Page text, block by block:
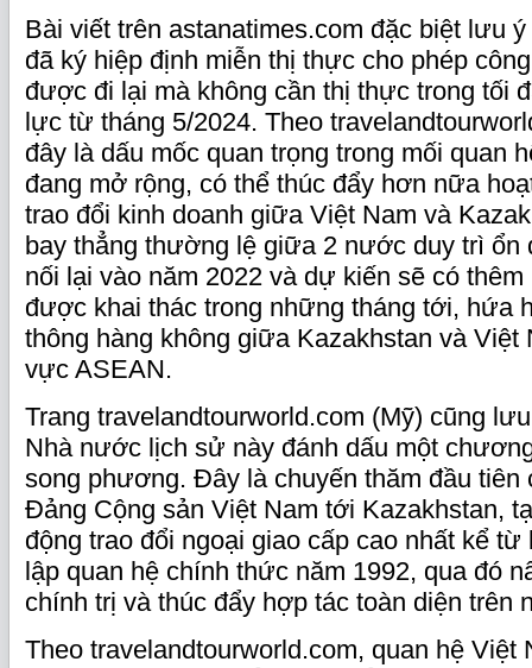
Bài viết trên astanatimes.com đặc biệt lưu
đã ký hiệp định miễn thị thực cho phép
được đi lại mà không cần thị thực trong tối
lực từ tháng 5/2024. Theo
đây là dấu mốc quan trọng trong mối quan
đang mở rộng, có thể thúc đẩy hơn nữa
trao đổi kinh doanh giữa Việt Nam và
bay thẳng thường lệ giữa 2 nước duy trì ổn
nối lại vào năm 2022 và dự kiến sẽ có
được khai thác trong những tháng tới, hứa
thông hàng không giữa Kazakhstan và Việt
vực ASEAN.
Trang travelandtourworld.com (Mỹ) cũng
Nhà nước lịch sử này đánh dấu một
song phương. Đây là chuyến thăm đầu
Đảng Cộng sản Việt Nam tới Kazakhstan,
động trao đổi ngoại giao cấp cao nhất kể
lập quan hệ chính thức năm 1992, qua đó
chính trị và thúc đẩy hợp tác toàn diện trên
Theo travelandtourworld.com, quan hệ Việt